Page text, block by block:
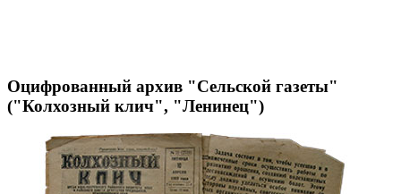
Оцифрованный архив "Сельской газеты"
("Колхозный клич", "Ленинец")